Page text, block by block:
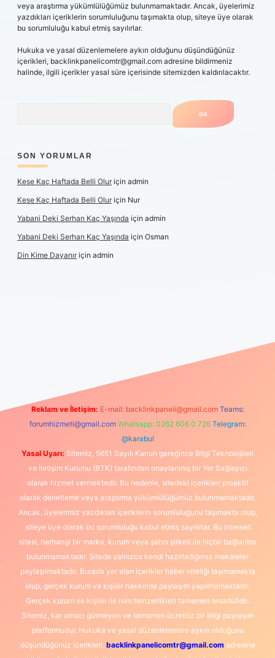
veya araştırma yükümlülüğümüz bulunmamaktadır. Ancak, üyelerimiz
yazdıkları içeriklerin sorumluluğunu taşımakta olup, siteye üye olarak
bu sorumluluğu kabul etmiş sayılırlar.
Hukuka ve yasal düzenlemelere aykırı olduğunu düşündüğünüz
içerikleri, backlinkpanelicomtr@gmail.com adresine bildirmeniz
halinde, ilgili içerikler yasal süre içerisinde sitemizden kaldırılacaktır.
SON YORUMLAR
Kese Kaç Haftada Belli Oluriçin admin
Kese Kaç Haftada Belli Oluriçin Nur
Yabani Deki Serhan Kaç Yaşında için admin
Yabani Deki Serhan Kaç Yaşında için Osman
Din Kime Dayanıriçin admin
Reklam ve İletişim: E-mail: backlinkpaneli@gmail.com Teams:
forumhizmeti@gmail.com Whatsapp: 0262 606 0 726 Telegram:
@karabul
Yasal Uyarı: Sitemiz, 5651 Sayılı Kanun gereğince Bilgi Teknolojileri
ve İletişim Kurumu (BTK) tarafından onaylanmış bir Yer Sağlayıcı
olarak hizmet vermektedir. Bu nedenle, sitedeki içerikleri proaktif
olarak denetleme veya araştırma yükümlülüğümüz bulunmamaktadır.
Ancak, üyelerimiz yazdıkları içeriklerin sorumluluğunu taşımakta olup,
siteye üye olarak bu sorumluluğu kabul etmiş sayılırlar. Bu internet
sitesi, herhangi bir marka, kurum veya şahıs şirketi ile hiçbir bağlantısı
bulunmamaktadır. Sitede yalnızca kendi hazırladığımız makaleler
paylaşılmaktadır. Burada yer alan içerikler haber niteliği taşımamakta
olup, gerçek kurum ve kişiler hakkında paylaşım yapılmamaktadır.
Gerçek kurum ve kişiler ile isim benzerlikleri tamamen tesadüfidir.
Sitemiz, kar amacı gütmeyen ve tamamen ücretsiz bir bilgi paylaşım
platformudur. Hukuka ve yasal düzenlemelere aykırı olduğunu
düşündüğünüz içerikleri, backlinkpanelicomtr@gmail.comadresine